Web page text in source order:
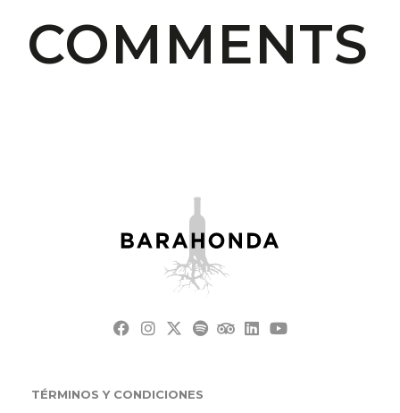
COMMENTS
TÉRMINOS Y CONDICIONES